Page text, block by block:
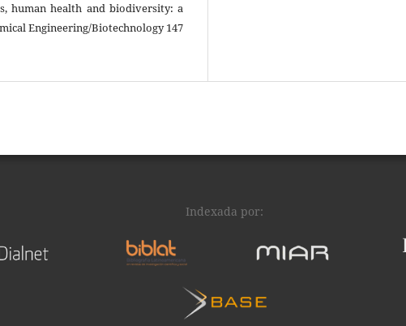
human health and biodiversity: a
Engineering/Biotechnology 147
Indexada por: